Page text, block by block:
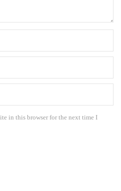
in this browser for the next time I